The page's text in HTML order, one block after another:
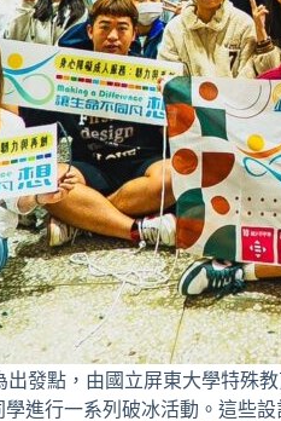
出發點，由國立屏東大學特
進行一系列破冰活動。這些